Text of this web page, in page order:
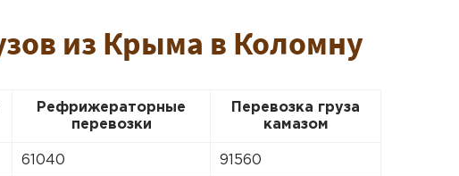
из Крыма в Коломну
Рефрижераторные
перевозки
Перевозка груза
камазом
61040 91560